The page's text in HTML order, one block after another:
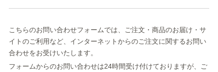
こちらのお問い合わせフォームでは、ご注文・商品のお届け・サ
イトのご利用など、インターネットからのご注文に関するお問い
合わせをお受けいたします。
フォームからのお問い合わせは24時間受け付けておりますが、ご